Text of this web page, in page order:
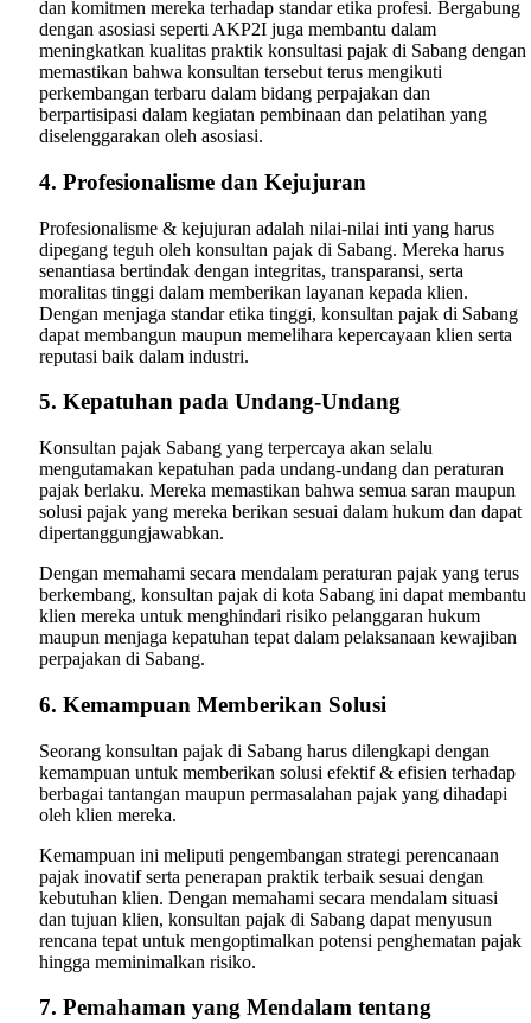
dan komitmen mereka terhadap standar etika profesi. Bergabung
dengan asosiasi seperti AKP2I juga membantu dalam
meningkatkan kualitas praktik konsultasi pajak di Sabang dengan
memastikan bahwa konsultan tersebut terus mengikuti
perkembangan terbaru dalam bidang perpajakan dan
berpartisipasi dalam kegiatan pembinaan dan pelatihan yang
diselenggarakan oleh asosiasi.
4. Profesionalisme dan Kejujuran
Profesionalisme & kejujuran adalah nilai-nilai inti yang harus
dipegang teguh oleh konsultan pajak di Sabang. Mereka harus
senantiasa bertindak dengan integritas, transparansi, serta
moralitas tinggi dalam memberikan layanan kepada klien.
Dengan menjaga standar etika tinggi, konsultan pajak di Sabang
dapat membangun maupun memelihara kepercayaan klien serta
reputasi baik dalam industri.
5. Kepatuhan pada Undang-Undang
Konsultan pajak Sabang yang terpercaya akan selalu
mengutamakan kepatuhan pada undang-undang dan peraturan
pajak berlaku. Mereka memastikan bahwa semua saran maupun
solusi pajak yang mereka berikan sesuai dalam hukum dan dapat
dipertanggungjawabkan.
Dengan memahami secara mendalam peraturan pajak yang terus
berkembang, konsultan pajak di kota Sabang ini dapat membantu
klien mereka untuk menghindari risiko pelanggaran hukum
maupun menjaga kepatuhan tepat dalam pelaksanaan kewajiban
perpajakan di Sabang.
6. Kemampuan Memberikan Solusi
Seorang konsultan pajak di Sabang harus dilengkapi dengan
kemampuan untuk memberikan solusi efektif & efisien terhadap
berbagai tantangan maupun permasalahan pajak yang dihadapi
oleh klien mereka.
Kemampuan ini meliputi pengembangan strategi perencanaan
pajak inovatif serta penerapan praktik terbaik sesuai dengan
kebutuhan klien. Dengan memahami secara mendalam situasi
dan tujuan klien, konsultan pajak di Sabang dapat menyusun
rencana tepat untuk mengoptimalkan potensi penghematan pajak
hingga meminimalkan risiko.
7. Pemahaman yang Mendalam tentang